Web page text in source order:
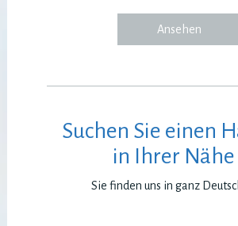
Ansehen
Suchen Sie einen
in Ihrer Nähe
Sie finden uns in ganz